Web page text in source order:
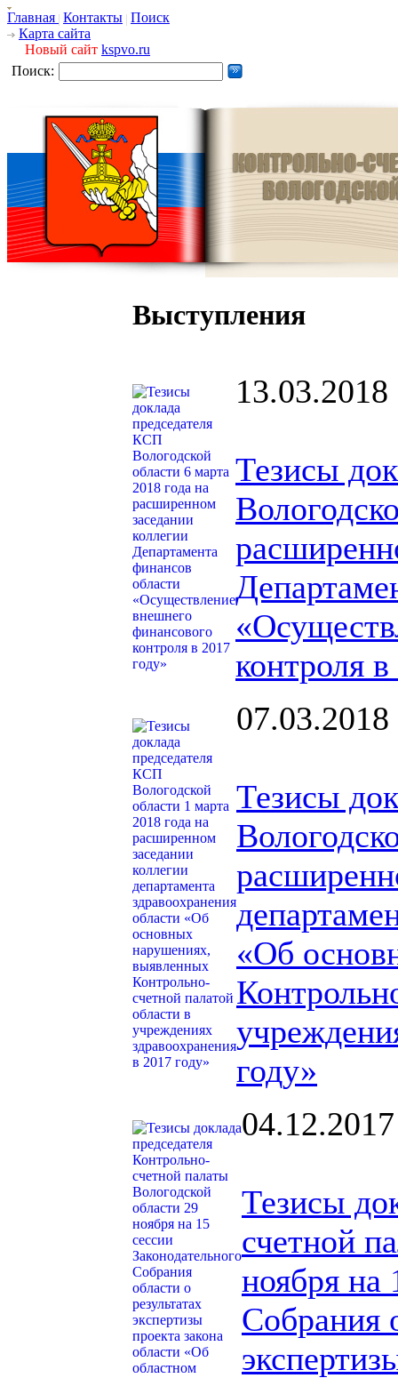
Главная Контакты Поиск
Карта сайта
Новый сайт kspvo.ru
Поиск:
Выступления
13.03.2018
Тезисы
контроля
07.03.2018
Тезисы
«Об
году»
04.12.2017
Тезисы
счетной
ноября на
Собрания